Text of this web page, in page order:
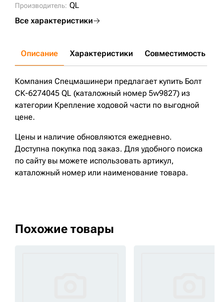
Производитель: QL
Все характеристики
Описание Характеристики Совместимость
Компания Спецмашинери предлагает купить Болт
СК-6274045 QL (каталожный номер 5w9827) из
категории Крепление ходовой части по выгодной
цене.
Цены и наличие обновляются ежедневно.
Доступна покупка под заказ. Для удобного поиска
по сайту вы можете использовать артикул,
каталожный номер или наименование товара.
Похожие товары